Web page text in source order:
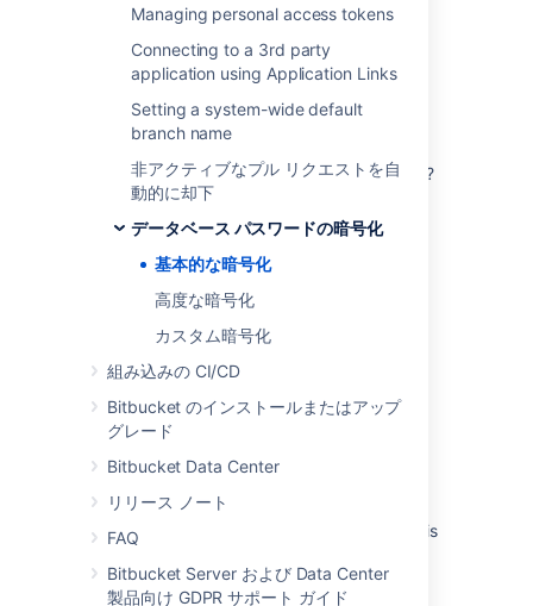
Managing personal access tokens
Connecting to a 3rd party
application using Application Links
Setting a system-wide default
branch name
非アクティブなプル リクエストを自
動的に却下
データベース パスワードの暗号化
基本的な暗号化
高度な暗号化
カスタム暗号化
組み込みの CI/CD
Bitbucket のインストールまたはアップ
グレード
Bitbucket Data Center
リリース ノート
FAQ
Bitbucket Server および Data Center
製品向け GDPR サポート ガイド
The exception contains details about the
java.lang.IllegalArgumentException
you will need to encrypt the password
again.
This means that Bitbucketdecrypted the
password successfully, but the password
itself is incorrect. You can verify that by
completing these steps:
Open the bitbucket.properties file,
and copy the encrypted password.
Check if the decrypted password is
the same as the one in your
backup bitbucket.properties file.
関連コンテンツ
Customer-managed key encryption for
backups
How is data encrypted in application tunnels?
Jira expressions
Authorization
System-wide encryption
System-wide encryption
Encrypting the database password
What is Edge Encryption?
Confluence Data Center is crashing during
startup because the AVX instruction set flag is